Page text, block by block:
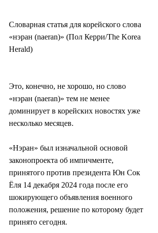
Словарная статья для корейского слова
«нэран (naeran)» (Пол Керри/The Korea
Herald)
Это, конечно, не хорошо, но слово
«нэран (naeran)» тем не менее
доминирует в корейских новостях уже
несколько месяцев.
«Нэран» был изначальной основой
законопроекта об импичменте,
принятого против президента Юн Сок
Ёля 14 декабря 2024 года после его
шокирующего объявления военного
положения, решение по которому будет
принято сегодня.